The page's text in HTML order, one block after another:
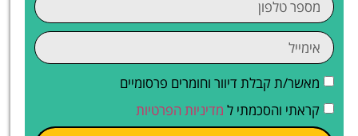
מאשר/ת קבלת דיוור וחומרים פרסומיים
קראתי והסכמתי ל מדיניות הפרטיות